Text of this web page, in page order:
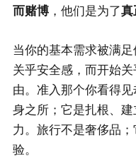
而赌博，他们是为了
当你的基本需求被满
关乎安全感，而开始
由。准入那个你看得
身之所；它是扎根、
力。旅行不是奢侈品
验。